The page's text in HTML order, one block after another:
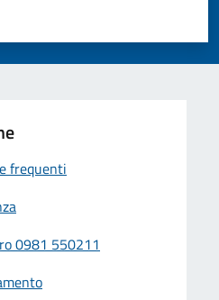
su 5
5
frequenti
0981 550211